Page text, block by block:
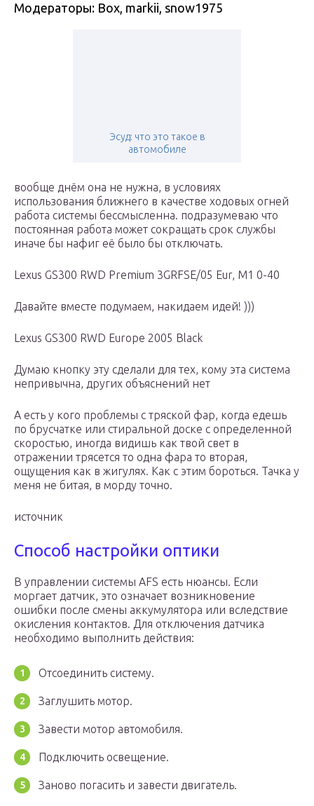
Модераторы: Box, markii, snow1975
Эсуд: что это такое в
автомобиле
вообще днём она не нужна, в условиях
использования ближнего в качестве ходовых огней
работа системы бессмысленна. подразумеваю что
постоянная работа может сокращать срок службы
иначе бы нафиг её было бы отключать.
Lехus GS300 RWD Рrеmium 3GRFSЕ/05 Eur, М1 0-40
Давайте вместе подумаем, накидаем идей! )))
Lexus GS300 RWD Europe 2005 Black
Думаю кнопку эту сделали для тех, кому эта система
непривычна, других объяснений нет
А есть у кого проблемы с тряской фар, когда едешь
по брусчатке или стиральной доске с определенной
скоростью, иногда видишь как твой свет в
отражении трясется то одна фара то вторая,
ощущения как в жигулях. Как с этим бороться. Тачка у
меня не битая, в морду точно.
источник
Способ настройки оптики
В управлении системы АFS есть нюансы. Если
моргает датчик, это означает возникновение
ошибки после смены аккумулятора или вследствие
окисления контактов. Для отключения датчика
необходимо выполнить действия:
Отсоединить систему.
Заглушить мотор.
Завести мотор автомобиля.
Подключить освещение.
Заново погасить и завести двигатель.